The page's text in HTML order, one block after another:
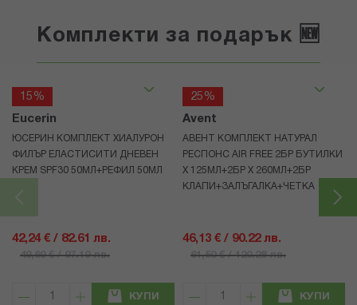
Комплекти за подарък 🆕
15%
Eucerin
ЮСЕРИН КОМПЛЕКТ ХИАЛУРОН
ФИЛЪР ЕЛАСТИСИТИ ДНЕВЕН
КРЕМ SPF30 50МЛ+РЕФИЛ 50МЛ
42,24 € / 82.61 лв.
49,69 € / 97.19 лв.
КУПИ
25%
Avent
АВЕНТ КОМПЛЕКТ НАТУРАЛ
РЕСПОНС AIR FREE 2БР БУТИЛКИ
Х 125МЛ+2БР Х 260МЛ+2БР
КЛАПИ+ЗАЛЪГАЛКА+ЧЕТКА
46,13 € / 90.22 лв.
61,50 € / 120.28 лв.
КУПИ